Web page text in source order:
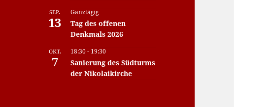
SEP.
13
Ganztägig
Tag des offenen
Denkmals 2026
OKT.
7
18:30- 19:30
Sanierung des Südturms
der Nikolaikirche